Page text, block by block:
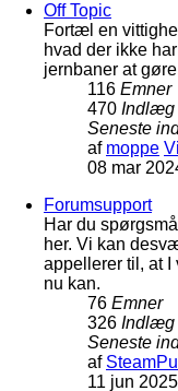
Off Topic
Fortæl en
hvad der ikke
jernbaner at
116 Emner
470 Indlæg
Seneste
af moppe
08 mar
Forumsupport
Har du
her. Vi kan
appellerer til, at I
nu kan.
76 Emner
326 Indlæg
Seneste
af
11 jun